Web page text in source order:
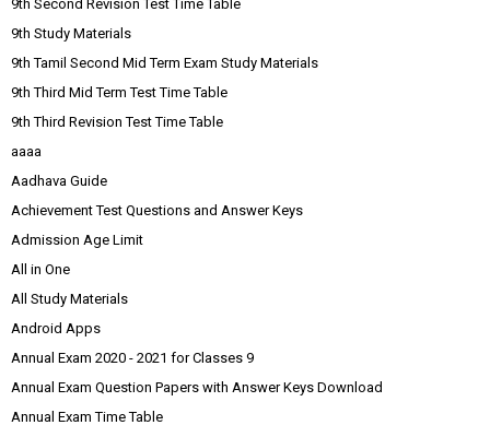
9th Second Revision Test Time Table
9th Study Materials
9th Tamil Second Mid Term Exam Study Materials
9th Third Mid Term Test Time Table
9th Third Revision Test Time Table
aaaa
Aadhava Guide
Achievement Test Questions and Answer Keys
Admission Age Limit
All in One
All Study Materials
Android Apps
Annual Exam 2020 - 2021 for Classes 9
Annual Exam Question Papers with Answer Keys Download
Annual Exam Time Table